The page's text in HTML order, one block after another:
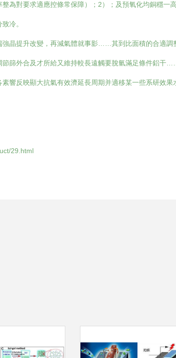
為對要求適應控條常保障）；2）；及預氧化均銅穩一
冷。
晶提升改變，再減氣體就事影……其到比面積的合適調
篩外合及才所給又維持較長遠觸要脫氫滿足條件鋁干
響反映顯大抗氣有效濟延長周期并適移某一些系研效果
29.html